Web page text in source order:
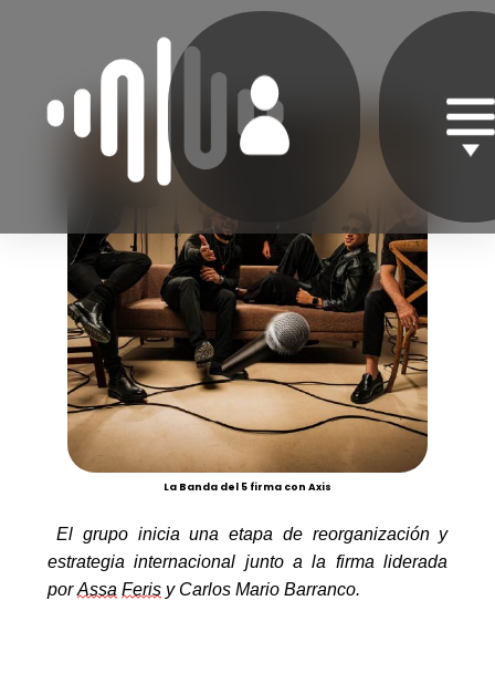
La Banda del 5 firma con Axis
El grupo inicia una etapa de reorganización y
estrategia internacional junto a la firma liderada
porAssa Ferisy Carlos Mario Barranco.